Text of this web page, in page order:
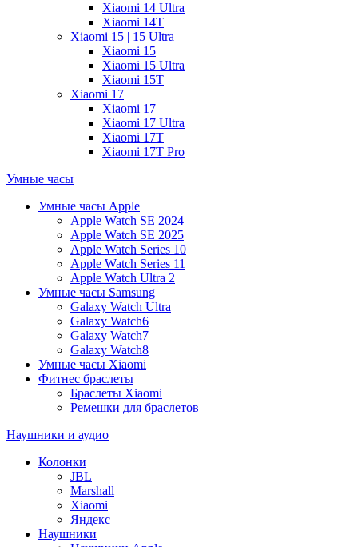
Xiaomi 14 Ultra
Xiaomi 14T
Xiaomi 15 | 15 Ultra
Xiaomi 15
Xiaomi 15 Ultra
Xiaomi 15T
Xiaomi 17
Xiaomi 17
Xiaomi 17 Ultra
Xiaomi 17T
Xiaomi 17T Pro
Умные часы
Умные часы Apple
Apple Watch SE 2024
Apple Watch SE 2025
Apple Watch Series 10
Apple Watch Series 11
Apple Watch Ultra 2
Умные часы Samsung
Galaxy Watch Ultra
Galaxy Watch6
Galaxy Watch7
Galaxy Watch8
Умные часы Xiaomi
Фитнес браслеты
Браслеты Xiaomi
Ремешки для браслетов
Наушники и аудио
Колонки
JBL
Marshall
Xiaomi
Яндекс
Наушники